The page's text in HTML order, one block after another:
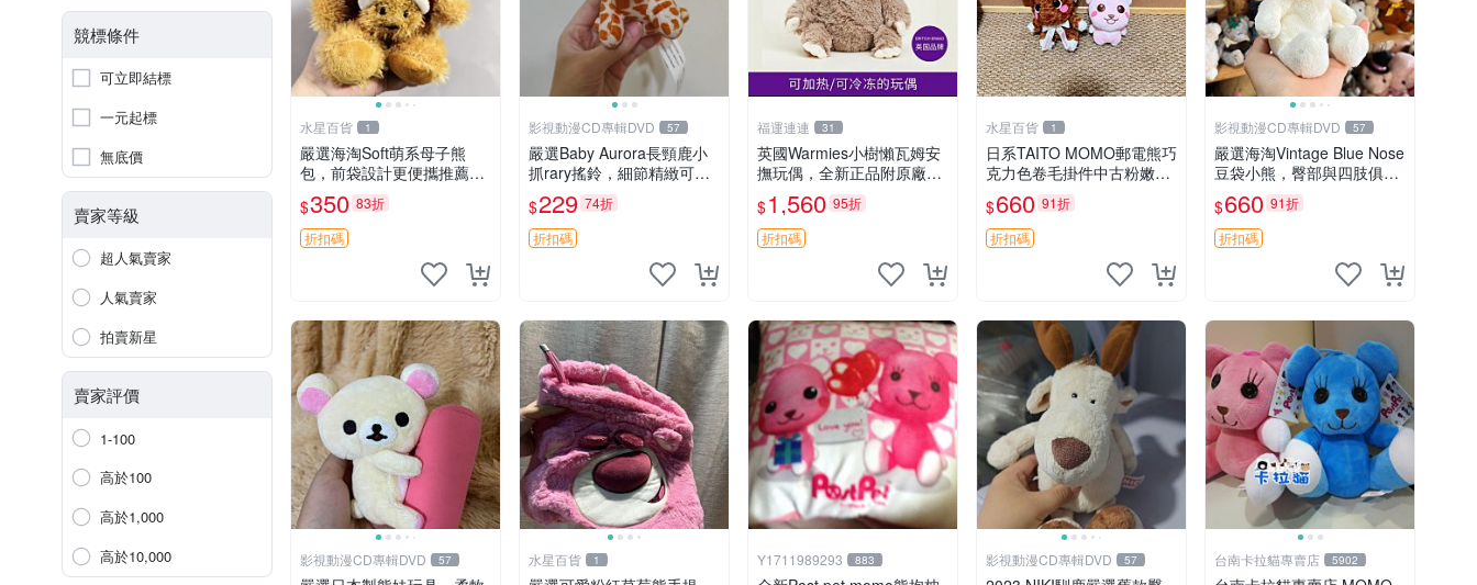
競標條件
可立即結標
一元起標
無底價
賣家等級
超人氣賣家
人氣賣家
拍賣新星
賣家評價
1-100
高於100
高於1,000
高於10,000
水星百貨 1
嚴選海淘Soft萌系母子熊
包，前袋設計更便攜推薦收
藏 母子熊 軟綿綿 包包
$350 83折
折扣碼
影視動漫CD專輯DVD 57
嚴選Baby Aurora長頸鹿小
抓rary搖鈴，細節精緻可聆
聽清脆鈴音 軟萌可愛 定制
紀念 金屬搖鈴 新手媽咪推
薦 長頸鹿 抓rary 搖鈴
$229 74折
折扣碼
福運連連 31
英國Warmies小樹懶瓦姆安
撫玩偶，全新正品附原廠吊
牌與防塵袋，內藏薰衣草可
加熱，適合各個年齡層，冷
暖兩用享受抱抱樂趣，不容
錯過嚴選好物 溫暖 冷感
$1,560 95折
折扣碼
水星百貨 1
日系TAITO MOMO郵電熊巧
克力色卷毛掛件中古粉嫩玩
偶微瑕推薦 postpet momo
郵電熊 中古玩偶
$660 91折
折扣碼
影視動漫CD專輯DVD 57
嚴選海淘Vintage Blue Nose
豆袋小熊，臀部與四肢俱
全，坐高11公分，附原盒與
吊牌收藏。藍鼻子小熊，值
得擁有 玩具 憶熊
$660 91折
折扣碼
影視動漫CD專輯DVD 57 水星百貨 1 Y1711989293 883 影視動漫CD專輯DVD 57 台南卡拉貓專賣店 5902